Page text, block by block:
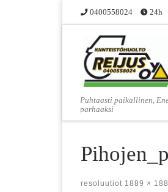
0400558024 24h
Puhtaasti paikallinen,
parhaaksi
resoluutiot 1889 ×